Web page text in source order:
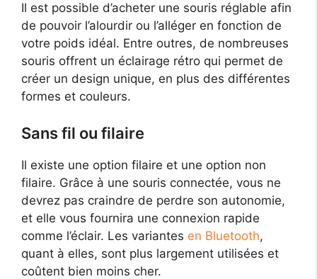
Il est possible d’acheter une souris réglable afin
de pouvoir l’alourdir ou l’alléger en fonction de
votre poids idéal. Entre outres, de nombreuses
souris offrent un éclairage rétro qui permet de
créer un design unique, en plus des différentes
formes et couleurs.
Sans fil ou filaire
Il existe une option filaire et une option non
filaire. Grâce à une souris connectée, vous ne
devrez pas craindre de perdre son autonomie,
et elle vous fournira une connexion rapide
comme l’éclair. Les variantes en Bluetooth,
quant à elles, sont plus largement utilisées et
coûtent bien moins cher.